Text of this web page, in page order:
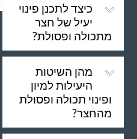
כיצד לתכנן פינוי
יעיל של חצר
מתכולה ופסולת?
מהן השיטות
היעילות למיון
ופינוי תכולה ופסולת
מהחצר?